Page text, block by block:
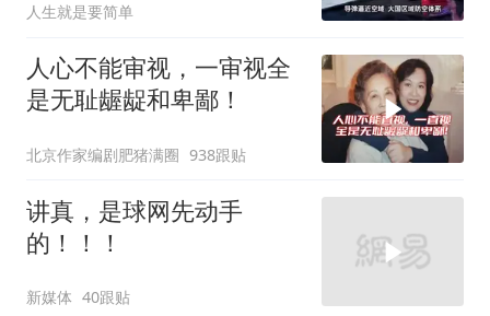
人生就是要简单
人心不能审视，一审视全
是无耻龌龊和卑鄙！
北京作家编剧肥猪满圈 938跟贴
讲真，是球网先动手
的！！！
新媒体 40跟贴